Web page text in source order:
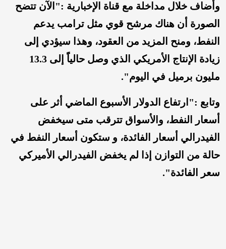
وأضاف خلال مداخلة مع قناة الإخبارية :"الآن تتضح
الصورة أن هناك مرشح قوي مثل ترامب يدعم
النفط، ومنح المزيد من العقود، وهذا سيؤدي إلى
زيادة الإنتاج الأمريكي الذي وصل حالياًَ إلى 13.3
مليون برميل في اليوم".
وتابع :"ارتفاع الدولار الأسبوع الماضي أثر على
أسعار النفط، والأسواق تترقب متى سيخفض
الفيدرالي أسعار الفائدة، و ستكون أسعار النفط في
حالة من التوازن إذا لم يخفض الفيدرالي الأميركي
سعر الفائدة".